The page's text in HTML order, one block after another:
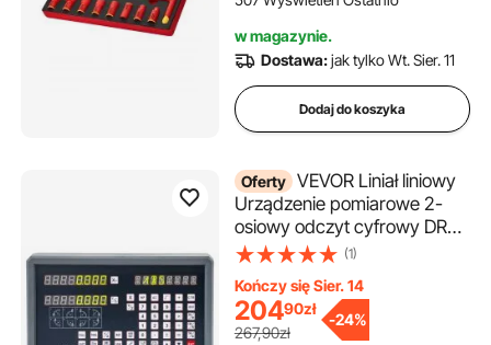
w magazynie.
Dostawa:jak tylko Wt. Sier. 11
Dodaj do koszyka
Oferty VEVOR Liniał liniowy
Urządzenie pomiarowe 2-
osiowy odczyt cyfrowy DRO
(odczyt cyfrowy) do tokarek i
(1)
Kończy się Sier. 14
20490zł
267,90zł
-24%